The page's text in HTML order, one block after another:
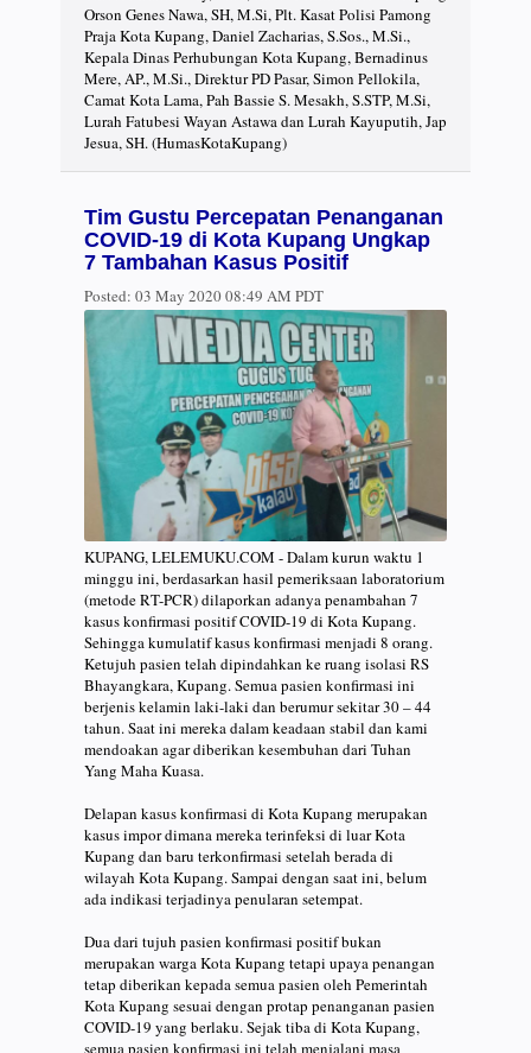
Orson Genes Nawa, SH, M.Si, Plt. Kasat Polisi Pamong
Praja Kota Kupang, Daniel Zacharias, S.Sos., M.Si.,
Kepala Dinas Perhubungan Kota Kupang, Bernadinus
Mere, AP., M.Si., Direktur PD Pasar, Simon Pellokila,
Camat Kota Lama, Pah Bassie S. Mesakh, S.STP, M.Si,
Lurah Fatubesi Wayan Astawa dan Lurah Kayuputih, Jap
Jesua, SH. (HumasKotaKupang)
Tim Gustu Percepatan Penanganan
COVID-19 di Kota Kupang Ungkap
7 Tambahan Kasus Positif
Posted: 03 May 2020 08:49 AM PDT
KUPANG, LELEMUKU.COM - Dalam kurun waktu 1
minggu ini, berdasarkan hasil pemeriksaan laboratorium
(metode RT-PCR) dilaporkan adanya penambahan 7
kasus konfirmasi positif COVID-19 di Kota Kupang.
Sehingga kumulatif kasus konfirmasi menjadi 8 orang.
Ketujuh pasien telah dipindahkan ke ruang isolasi RS
Bhayangkara, Kupang. Semua pasien konfirmasi ini
berjenis kelamin laki-laki dan berumur sekitar 30 – 44
tahun. Saat ini mereka dalam keadaan stabil dan kami
mendoakan agar diberikan kesembuhan dari Tuhan
Yang Maha Kuasa.
Delapan kasus konfirmasi di Kota Kupang merupakan
kasus impor dimana mereka terinfeksi di luar Kota
Kupang dan baru terkonfirmasi setelah berada di
wilayah Kota Kupang. Sampai dengan saat ini, belum
ada indikasi terjadinya penularan setempat.
Dua dari tujuh pasien konfirmasi positif bukan
merupakan warga Kota Kupang tetapi upaya penangan
tetap diberikan kepada semua pasien oleh Pemerintah
Kota Kupang sesuai dengan protap penanganan pasien
COVID-19 yang berlaku. Sejak tiba di Kota Kupang,
semua pasien konfirmasi ini telah menjalani masa